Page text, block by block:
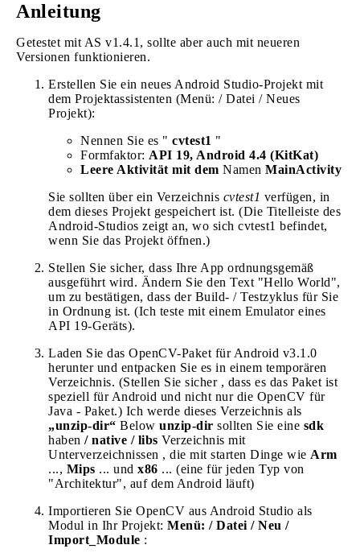
Anleitung
Getestet mit AS v1.4.1, sollte aber auch mit neueren
Versionen funktionieren.
Erstellen Sie ein neues Android Studio-Projekt mit
dem Projektassistenten (Menü: / Datei / Neues
Projekt):
Nennen Sie es " cvtest1 "
Formfaktor: API 19, Android 4.4 (KitKat)
Leere Aktivität mit dem Namen MainActivity
Sie sollten über ein Verzeichnis cvtest1 verfügen, in
dem dieses Projekt gespeichert ist. (Die Titelleiste des
Android-Studios zeigt an, wo sich cvtest1 befindet,
wenn Sie das Projekt öffnen.)
Stellen Sie sicher, dass Ihre App ordnungsgemäß
ausgeführt wird. Ändern Sie den Text "Hello World",
um zu bestätigen, dass der Build- / Testzyklus für Sie
in Ordnung ist. (Ich teste mit einem Emulator eines
API 19-Geräts).
Laden Sie das OpenCV-Paket für Android v3.1.0
herunter und entpacken Sie es in einem temporären
Verzeichnis. (Stellen Sie sicher , dass es das Paket ist
speziell für Android und nicht nur die OpenCV für
Java - Paket.) Ich werde dieses Verzeichnis als
„unzip-dir“ Below unzip-dir sollten Sie eine sdk
haben / native / libs Verzeichnis mit
Unterverzeichnissen , die mit starten Dinge wie Arm
..., Mips ... und x86 ... (eine für jeden Typ von
"Architektur", auf dem Android läuft)
Importieren Sie OpenCV aus Android Studio als
Modul in Ihr Projekt: Menü: / Datei / Neu /
Import_Module :